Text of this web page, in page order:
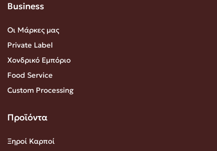
Business
Οι Μάρκες μας
Private Label
Χονδρικό Εμπόριο
Food Service
Custom Processing
Προϊόντα
Ξηροί Καρποί